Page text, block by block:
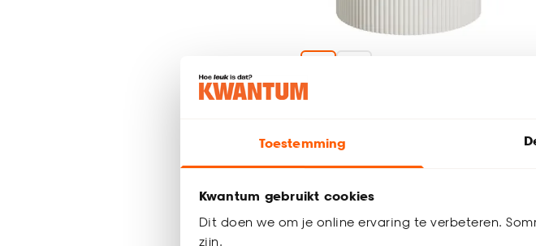
Toestemming
Kwantum gebruikt cookies
Dit doen we om je online ervaring te verbeteren.
zijn.
4.7(77)
27.